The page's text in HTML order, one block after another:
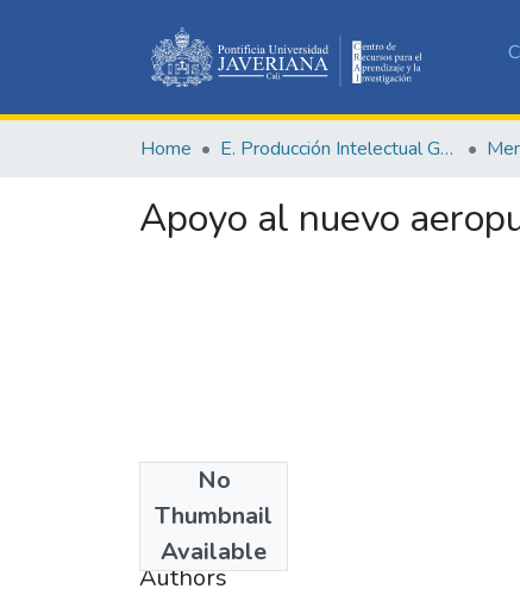
Home E. Producción Intelectual General
Apoyo al nuevo
No
Thumbnail
Available
1965
Authors